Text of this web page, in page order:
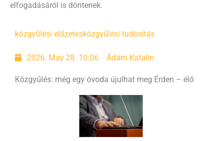
elfogadásáról is döntenek.
közgyűlési előzetesközgyűlési tudósítás
2026. May 28. 10:06 Ádám Katalin
Közgyűlés: még egy óvoda újulhat meg Érden – élő